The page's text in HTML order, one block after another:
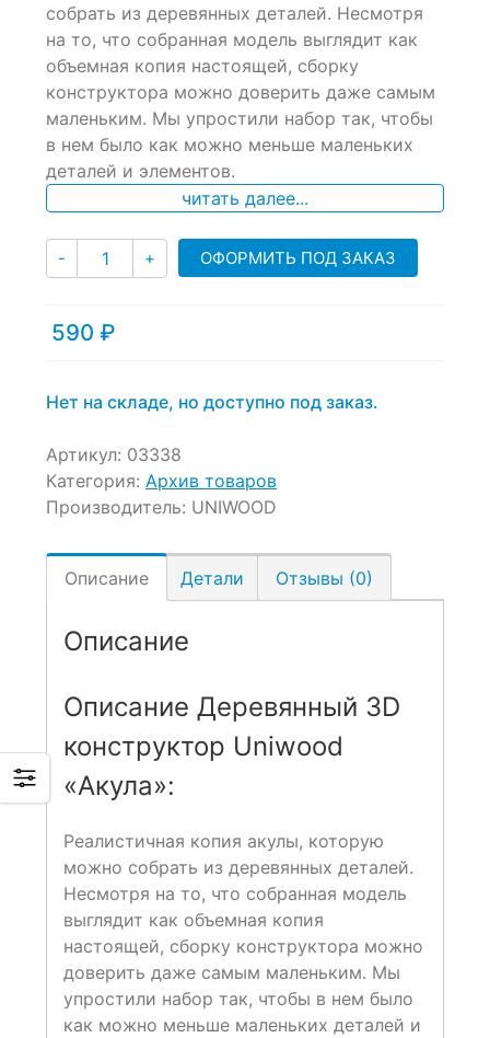
based
on
customer
ratings
собрать из деревянных деталей. Несмотря
на то, что собранная модель выглядит как
объемная копия настоящей, сборку
конструктора можно доверить даже самым
маленьким. Мы упростили набор так, чтобы
в нем было как можно меньше маленьких
деталей и элементов.
читать далее...
- Количество
+ ОФОРМИТЬ ПОД ЗАКАЗ
590 ₽
Нет на складе, но доступно под заказ.
Артикул: 03338
Категория: Архив товаров
Производитель: UNIWOOD
Описание Детали Отзывы (0)
Описание
Описание Деревянный 3D
конструктор Uniwood
«Акула»:
Реалистичная копия акулы, которую
можно собрать из деревянных деталей.
Несмотря на то, что собранная модель
выглядит как объемная копия
настоящей, сборку конструктора можно
доверить даже самым маленьким. Мы
упростили набор так, чтобы в нем было
как можно меньше маленьких деталей и